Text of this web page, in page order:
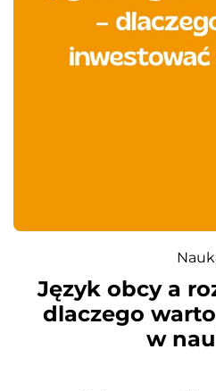
Język obcy a
dlaczego
w